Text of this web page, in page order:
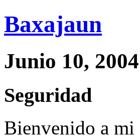
Baxajaun
Junio 10, 2004
Seguridad
Bienvenido a